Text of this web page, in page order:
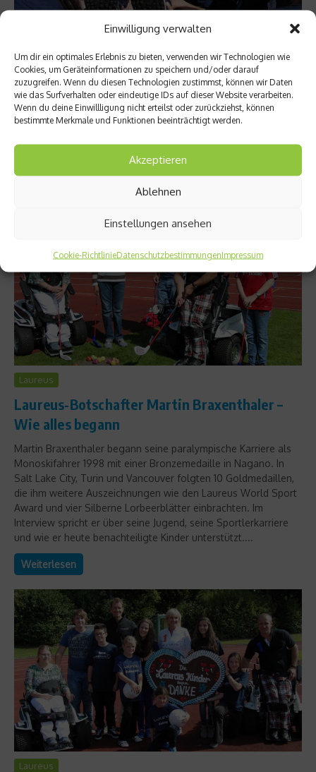
Einwilligung verwalten
Um dir ein optimales Erlebnis zu bieten, verwenden wir Technologien wie
Cookies, um Geräteinformationen zu speichern und/oder darauf
zuzugreifen. Wenn du diesen Technologien zustimmst, können wir Daten
wie das Surfverhalten oder eindeutige IDs auf dieser Website verarbeiten.
Wenn du deine Einwillligung nicht erteilst oder zurückziehst, können
bestimmte Merkmale und Funktionen beeinträchtigt werden.
Akzeptieren
Ablehnen
Einstellungen ansehen
Cookie-RichtlinieDatenschutzbestimmungenImpressum
Wie alles begann
Christa Kinshofer stand mit vier Jahren das erste Mal auf
Skiern, mit 13 nahm sie bereits an ihrem ersten Weltcuprennen
teil. In unserer Reihe „Wie alles begann“ spricht die Laureus-
Weiterlesen
Laureus
Laureus-Botschafter Martin Braxenthaler –
Wie alles begann
Martin Braxenthaler begann seine paralympische Karriere als
Monoskifahrer 1998 mit einer Bronzemedaille in Nagano. In
Salt Lake City, Turin und Vancouver folgten 10 Goldmedaillen,
die ihm weitere Auszeichnungen wie den Laureus World Sport
Award und vier Silberne Lorbeerblätter einbrachten. Im
Interview spricht er über seine Jugend, seine Sportlerkarriere
und wie er heute benachteiligte Kinder unterstützt....
Weiterlesen
Laureus